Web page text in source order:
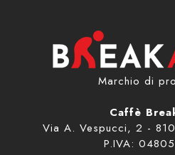
Marchio di
Caffè
Via A. Vespucci, 2 -
P.IVA: